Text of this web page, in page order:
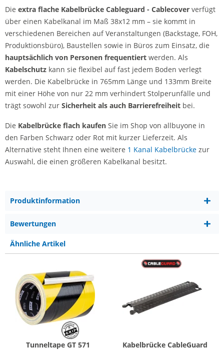
Die extra flache Kabelbrücke Cableguard - Cablecover verfügt
über einen Kabelkanal im Maß 38x12 mm – sie kommt in
verschiedenen Bereichen auf Veranstaltungen (Backstage, FOH,
Produktionsbüro), Baustellen sowie in Büros zum Einsatz, die
hauptsächlich von Personen frequentiert werden. Als
Kabelschutz kann sie flexibel auf fast jedem Boden verlegt
werden. Die Kabelbrücke in 765mm Länge und 133mm Breite
mit einer Höhe von nur 22 mm verhindert Stolperunfälle und
trägt sowohl zur Sicherheit als auch Barrierefreiheit bei.
Die Kabelbrücke flach kaufen Sie im Shop von allbuyone in
den Farben Schwarz oder Rot mit kurzer Lieferzeit. Als
Alternative steht Ihnen eine weitere 1 Kanal Kabelbrücke zur
Auswahl, die einen größeren Kabelkanal besitzt.
Produktinformation
Bewertungen
Ähnliche Artikel
Tunneltape GT 571
Kabelbrücke CableGuard